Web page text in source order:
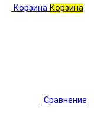
Корзина Корзина
Сравнение